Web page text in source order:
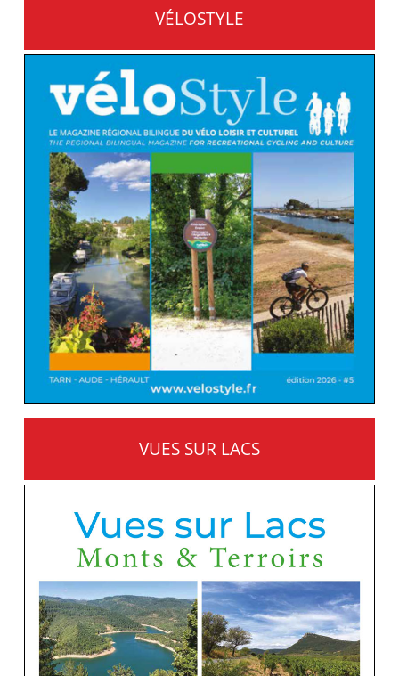
VÉLOSTYLE
VUES SUR LACS
MONTS ET TERROIRS